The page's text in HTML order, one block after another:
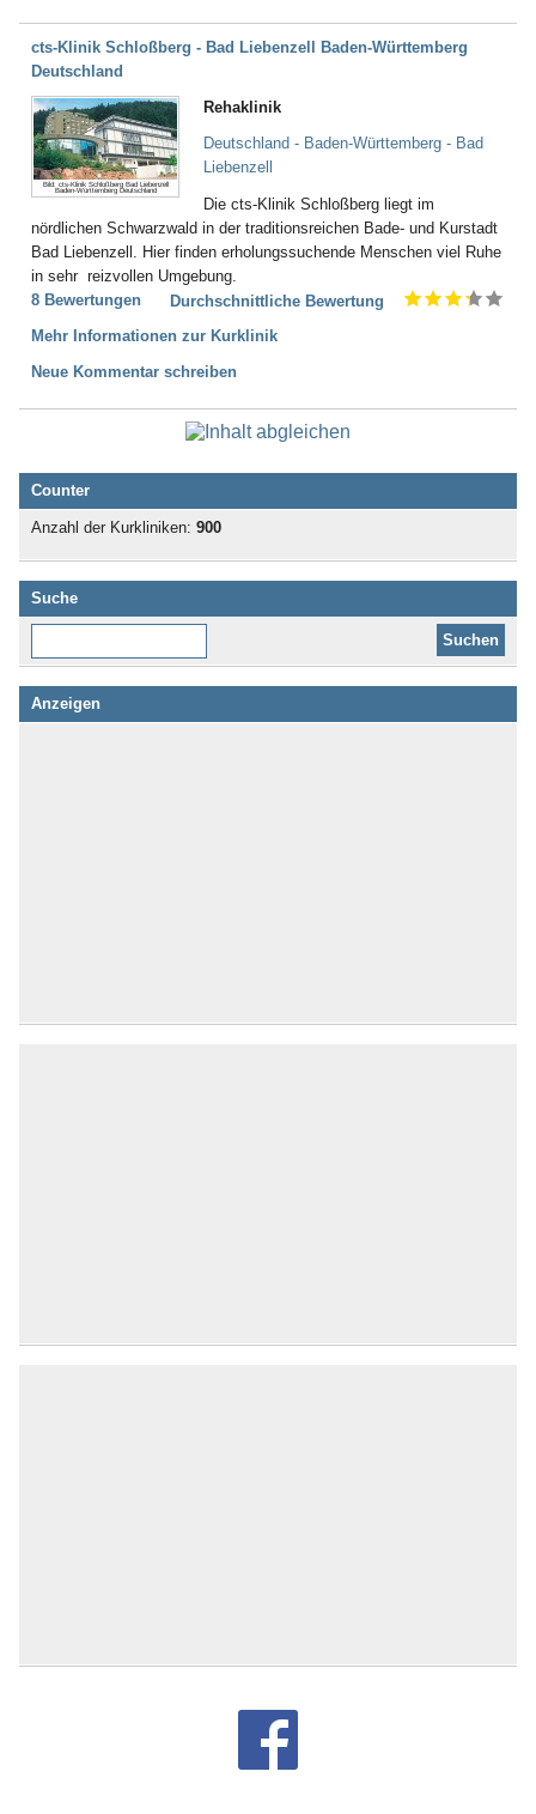
cts-Klinik Schloßberg - Bad Liebenzell Baden-Württemberg
Deutschland
Bild: cts-Klinik Schloßberg Bad Liebenzell
Baden-Württemberg Deutschland
Rehaklinik
Deutschland - Baden-Württemberg - Bad
Lieben­zell
Die cts-Klinik Schloßberg liegt im
nördlichen Schwarzwald in der traditionsreichen Bade- und Kurstadt
Bad Liebenzell. Hier finden erholungssuchende Menschen viel Ruhe
in sehr reizvollen Umgebung.
8 Bewertungen
Durchschnittliche Bewertung
Mehr Informationen zur Kurklinik
Neue Kommentar schreiben
Counter
Anzahl der Kurkliniken: 900
Suche
Anzeigen